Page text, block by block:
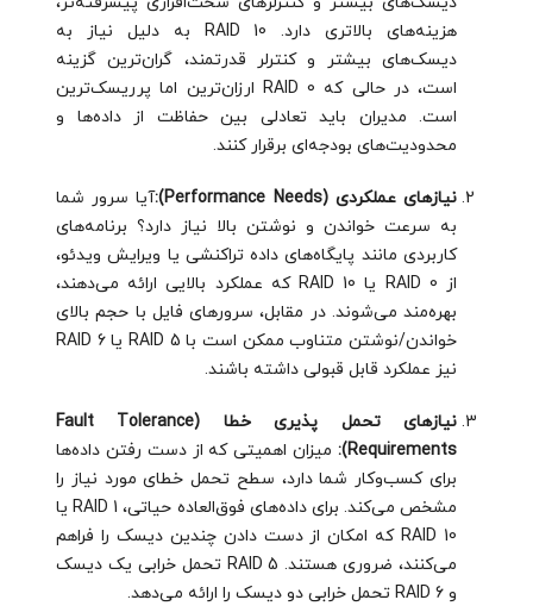
هزینه‌های بالاتری دارد. RAID 10 به دلیل نیاز به
دیسک‌های بیشتر و کنترلر قدرتمند، گران‌ترین گزینه
است، در حالی که RAID 0 ارزان‌ترین اما پرریسک‌ترین
است. مدیران باید تعادلی بین حفاظت از داده‌ها و
محدودیت‌های بودجه‌ای برقرار کنند.
نیازهای عملکردی (Performance Needs):
آیا سرور شما
به سرعت خواندن و نوشتن بالا نیاز دارد؟ برنامه‌های
کاربردی مانند پایگاه‌های داده تراکنشی یا ویرایش ویدئو،
از RAID 0 یا RAID 10 که عملکرد بالایی ارائه می‌دهند،
بهره‌مند می‌شوند. در مقابل، سرورهای فایل با حجم بالای
خواندن/نوشتن متناوب ممکن است با RAID 5 یا RAID 6
نیز عملکرد قابل قبولی داشته باشند.
نیازهای تحمل پذیری خطا (Fault Tolerance
Requirements):
میزان اهمیتی که از دست رفتن داده‌ها
برای کسب‌وکار شما دارد، سطح تحمل خطای مورد نیاز را
مشخص می‌کند. برای داده‌های فوق‌العاده حیاتی، RAID 1 یا
RAID 10 که امکان از دست دادن چندین دیسک را فراهم
می‌کنند، ضروری هستند. RAID 5 تحمل خرابی یک دیسک
و RAID 6 تحمل خرابی دو دیسک را ارائه می‌دهد.